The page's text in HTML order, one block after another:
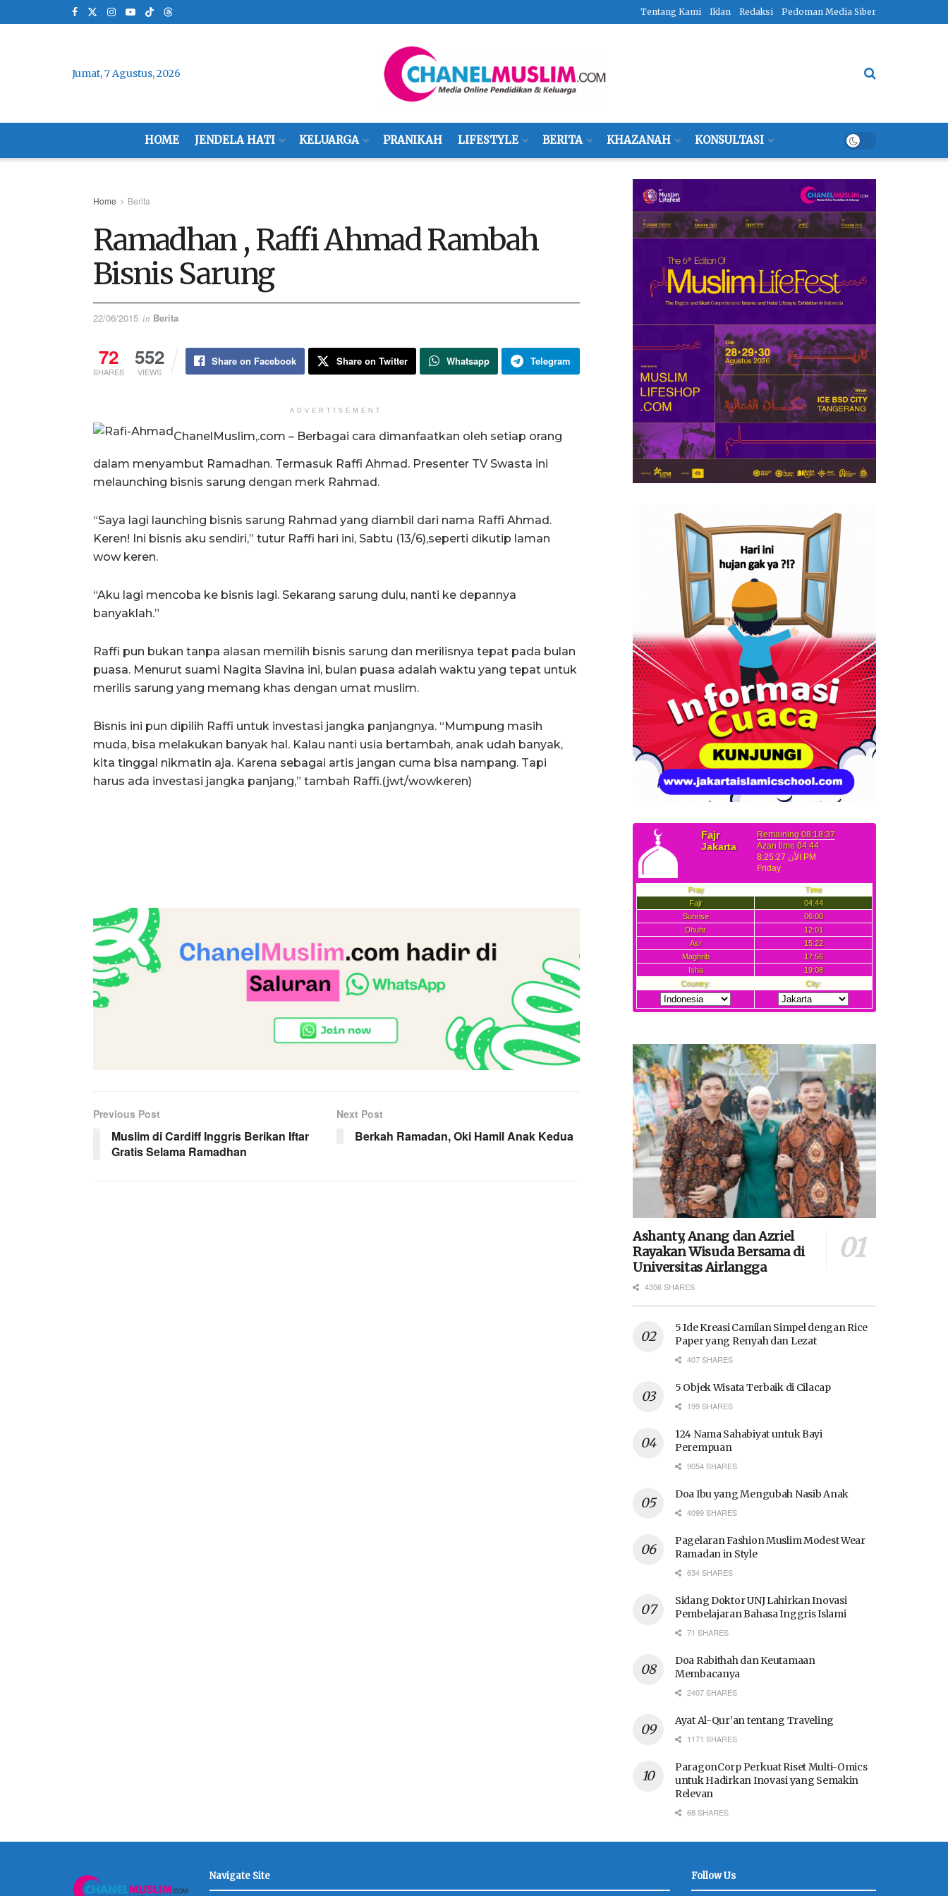
Tentang Kami Iklan Redaksi Pedoman Media Siber
Jumat, 7 Agustus, 2026
HOME JENDELA HATI KELUARGA PRANIKAH LIFESTYLE BERITA KHAZANAH KONSULTASI
Home Berita
Ramadhan , Raffi Ahmad Rambah
Bisnis Sarung
22/06/2015 in Berita
72
SHARES
552
VIEWS
Share on Facebook Share on Twitter Whatsapp Telegram
ADVERTISEMENT
ChanelMuslim,.com – Berbagai cara dimanfaatkan oleh setiap orang
dalam menyambut Ramadhan. Termasuk Raffi Ahmad. Presenter TV Swasta ini
melaunching bisnis sarung dengan merk Rahmad.
“Saya lagi launching bisnis sarung Rahmad yang diambil dari nama Raffi Ahmad.
Keren! Ini bisnis aku sendiri,” tutur Raffi hari ini, Sabtu (13/6),seperti dikutip laman
wow keren.
“Aku lagi mencoba ke bisnis lagi. Sekarang sarung dulu, nanti ke depannya
banyaklah.”
Raffi pun bukan tanpa alasan memilih bisnis sarung dan merilisnya tepat pada bulan
puasa. Menurut suami Nagita Slavina ini, bulan puasa adalah waktu yang tepat untuk
merilis sarung yang memang khas dengan umat muslim.
Bisnis ini pun dipilih Raffi untuk investasi jangka panjangnya. “Mumpung masih
muda, bisa melakukan banyak hal. Kalau nanti usia bertambah, anak udah banyak,
kita tinggal nikmatin aja. Karena sebagai artis jangan cuma bisa nampang. Tapi
harus ada investasi jangka panjang,” tambah Raffi.(jwt/wowkeren)
Previous Post
Muslim di Cardiff Inggris Berikan Iftar
Gratis Selama Ramadhan
Next Post
Berkah Ramadan, Oki Hamil Anak Kedua
Ashanty, Anang dan Azriel
Rayakan Wisuda Bersama di
Universitas Airlangga
4356 SHARES
5 Ide Kreasi Camilan Simpel dengan Rice
Paper yang Renyah dan Lezat
407 SHARES
5 Objek Wisata Terbaik di Cilacap
199 SHARES
124 Nama Sahabiyat untuk Bayi
Perempuan
9054 SHARES
Doa Ibu yang Mengubah Nasib Anak
4099 SHARES
Pagelaran Fashion Muslim Modest Wear
Ramadan in Style
634 SHARES
Sidang Doktor UNJ Lahirkan Inovasi
Pembelajaran Bahasa Inggris Islami
71 SHARES
Doa Rabithah dan Keutamaan
Membacanya
2407 SHARES
Ayat Al-Qur’an tentang Traveling
1171 SHARES
ParagonCorp Perkuat Riset Multi-Omics
untuk Hadirkan Inovasi yang Semakin
Relevan
68 SHARES
Navigate Site Follow Us